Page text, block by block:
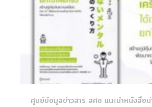
ศูนย์ข้อมูลข่าวสาร สศอ แนะนำหนังสือน่